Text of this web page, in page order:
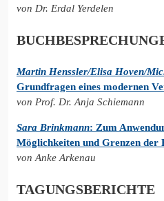
von Dr. Erdal Yerdelen
Martin Henssler/Elisa Hoven/
Grundfragen eines modernen
von Prof. Dr. Anja Schiemann
Sara Brinkmann: Zum
Möglichkeiten und Grenzen
von Anke Arkenau
TAGUNGSBERICHTE